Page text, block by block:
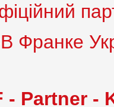
Франке
- Partner -